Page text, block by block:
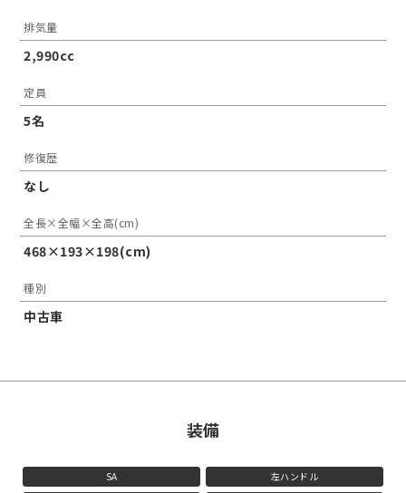
排気量
2,990cc
定員
5名
修復歴
なし
全長×全幅×全高(cm)
468×193×198(cm)
種別
中古車
装備
SA
左ハンドル